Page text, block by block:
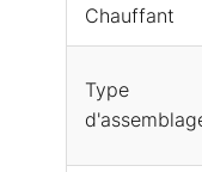
Chauffant
Type